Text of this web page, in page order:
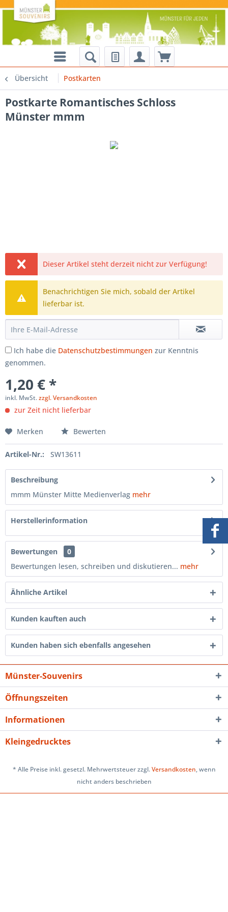
Übersicht Postkarten
Postkarte Romantisches Schloss
Münster mmm
Dieser Artikel steht derzeit nicht zur Verfügung!
Benachrichtigen Sie mich, sobald der Artikel
lieferbar ist.
Ich habe die Datenschutzbestimmungen zur Kenntnis
genommen.
1,20 € *
inkl. MwSt.zzgl. Versandkosten
zur Zeit nicht lieferbar
Merken Bewerten
Artikel-Nr.: SW13611
Beschreibung
mmm Münster Mitte Medienverlag mehr
Herstellerinformation
Bewertungen
0
Bewertungen lesen, schreiben und diskutieren... mehr
Ähnliche Artikel
Kunden kauften auch
Kunden haben sich ebenfalls angesehen
Münster-Souvenirs
Öffnungszeiten
Informationen
Kleingedrucktes
* Alle Preise inkl. gesetzl. Mehrwertsteuer zzgl.Versandkosten, wenn
nicht anders beschrieben